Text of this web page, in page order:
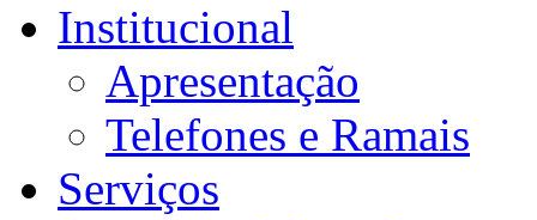
Institucional
Apresentação
Telefones e Ramais
Serviços